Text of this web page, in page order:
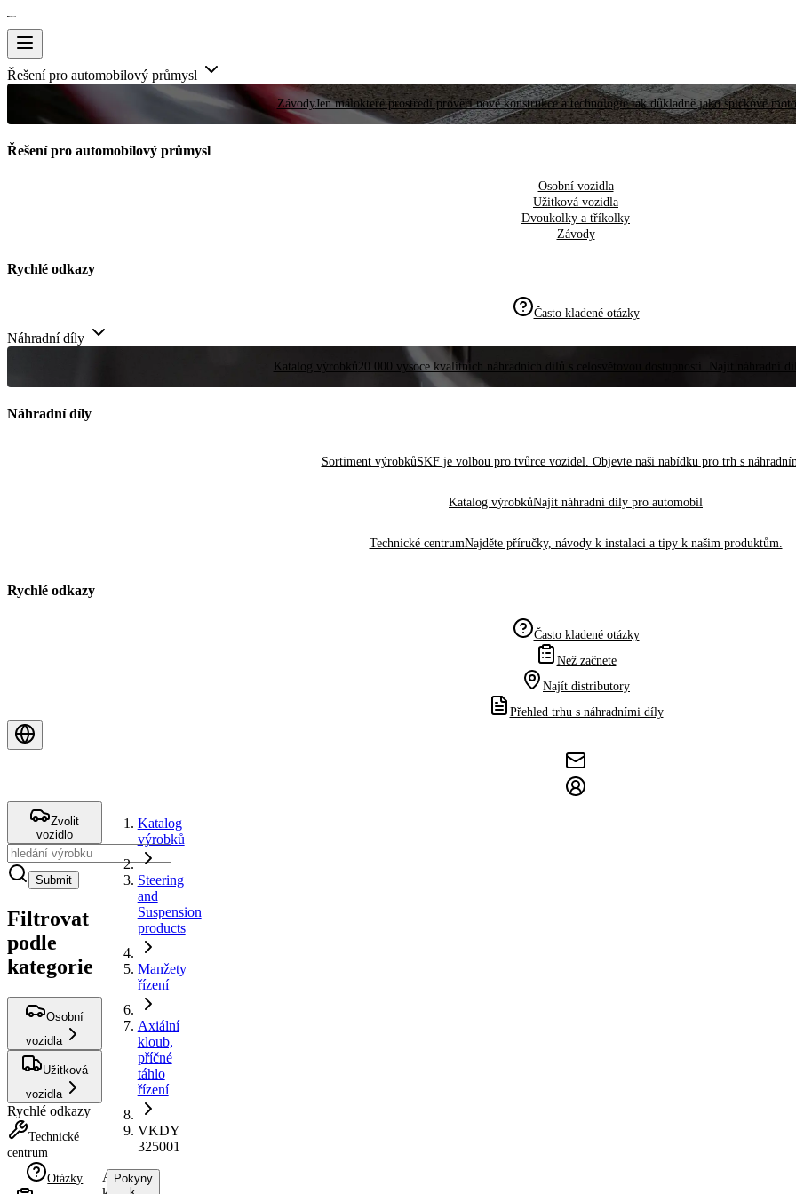
Řešení pro automobilový průmysl
ZávodyJen málokteré prostředí prověří nové konstrukce a technologie tak důkladně jako špičkové
Řešení pro automobilový průmysl
Osobní vozidla
Užitková vozidla
Dvoukolky a tříkolky
Závody
Rychlé odkazy
Často kladené otázky
Náhradní díly
Katalog výrobků20 000 vysoce kvalitních náhradních dílů s celosvětovou dostupností. Najít náhradní
Náhradní díly
Sortiment výrobkůSKF je volbou pro tvůrce vozidel. Objevte naši nabídku pro trh s
Katalog výrobkůNajít náhradní díly pro automobil
Technické centrumNajděte příručky, návody k instalaci a tipy k našim produktům.
Rychlé odkazy
Často kladené otázky
Než začnete
Najít distributory
Přehled trhu s náhradními díly
Zvolit
vozidlo
Submit
Filtrovat
podle
kategorie
Osobní
vozidla
Užitková
vozidla
Rychlé odkazy
Technické
centrum
Otázky
Katalog
výrobků
Steering
and
Suspension
products
Manžety
řízení
Axiální
kloub,
příčné
táhlo
řízení
VKDY
325001
Axiální
Pokyny